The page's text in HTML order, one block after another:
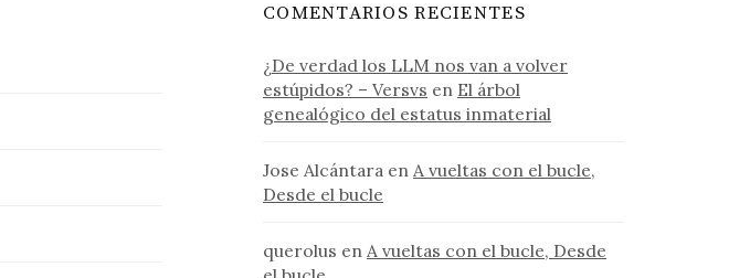
COMENTARIOS RECIENTES
¿De verdad los LLM nos van a volver
estúpidos? – Versvs en El árbol
genealógico del estatus inmaterial
Jose Alcántara en A vueltas con el bucle,
Desde el bucle
querolus en A vueltas con el bucle, Desde